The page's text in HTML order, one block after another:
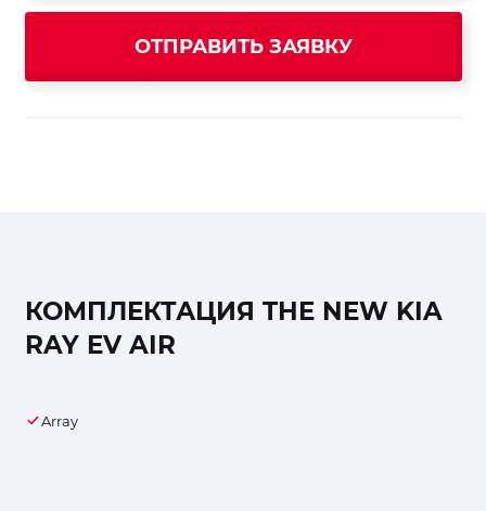
ОТПРАВИТЬ ЗАЯВКУ
КОМПЛЕКТАЦИЯ THE NEW KIA
RAY EV AIR
Array